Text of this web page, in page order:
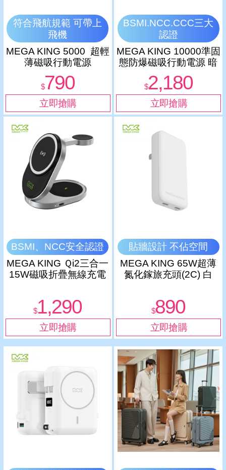
符合飛航規範 可帶上
飛機
MEGA KING 5000 超輕
薄磁吸行動電源
$790
BSMI.NCC.CCC三大
認證
MEGA KING 10000準固
態防爆磁吸行動電源 暗
影黑
$2,180
BSMI、NCC安全認證
MEGA KING Ｑi2三合一
15W磁吸折疊無線充電
$1,290
貼牆設計 不佔空間
MEGA KING 65W超薄
氮化鎵旅充頭(2C) 白
$890